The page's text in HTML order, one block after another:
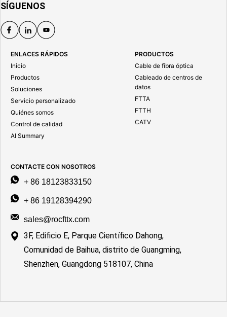
SÍGUENOS
ENLACES RÁPIDOS
Inicio
Productos
Soluciones
Servicio personalizado
Quiénes somos
Control de calidad
AI Summary
PRODUCTOS
Cable de fibra óptica
Cableado de centros de
datos
FTTA
FTTH
CATV
CONTACTE CON NOSOTROS
+ 86 18123833150
+ 86 19128394290
sales@rocfttx.com
3F, Edificio E, Parque Científico Dahong,
Comunidad de Baihua, distrito de Guangming,
Shenzhen, Guangdong 518107, China